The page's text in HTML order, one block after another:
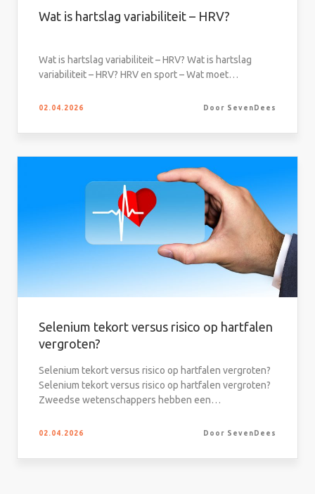
Wat is hartslag variabiliteit – HRV?
Wat is hartslag variabiliteit – HRV? Wat is hartslag
variabiliteit – HRV? HRV en sport – Wat moet…
02.04.2026 Door SevenDees
Selenium tekort versus risico op hartfalen
vergroten?
Selenium tekort versus risico op hartfalen vergroten?
Selenium tekort versus risico op hartfalen vergroten?
Zweedse wetenschappers hebben een…
02.04.2026 Door SevenDees